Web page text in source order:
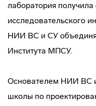
лаборатория получила
исследовательского
НИИ ВС и СУ
Института МПСУ.
Основателем НИИ ВС
школы по